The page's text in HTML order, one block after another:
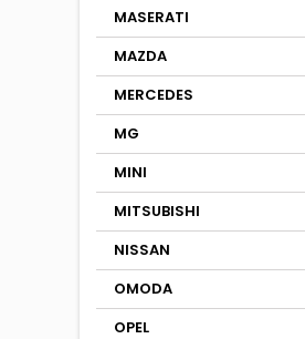
MASERATI
MAZDA
MERCEDES
MG
MINI
MITSUBISHI
NISSAN
OMODA
OPEL